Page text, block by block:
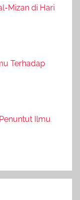
Mizan di Hari
Terhadap
Ilmu